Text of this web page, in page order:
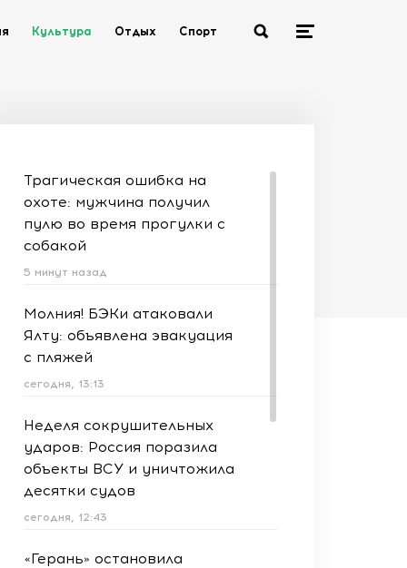
Культура Отдых Спорт
Трагическая ошибка на
охоте: мужчина получил
пулю во время прогулки с
собакой
5 минут назад
Молния! БЭКи атаковали
Ялту: объявлена эвакуация
с пляжей
сегодня, 13:13
Неделя сокрушительных
ударов: Россия поразила
объекты ВСУ и уничтожила
десятки судов
сегодня, 12:43
«Герань» остановила